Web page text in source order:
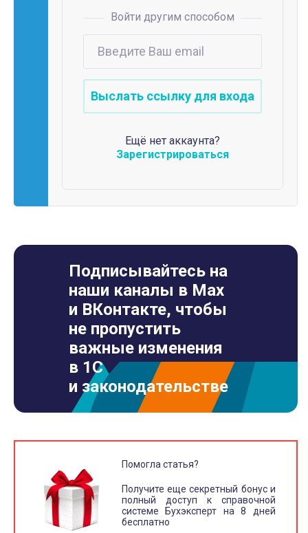
Войти другим способом
Ещё нет аккаунта?
Зарегистрироваться
Подписывайтесь на
наши каналы в Max
и ВКонтакте, чтобы
не пропустить
важные изменения
в 1С
и законодательстве
Помогла статья?
Получите еще секретный бонус и
полный доступ к справочной
системе Бухэксперт на 8 дней
бесплатно